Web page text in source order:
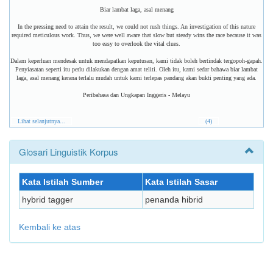
Biar lambat laga, asal menang
In the pressing need to attain the result, we could not rush things. An investigation of this nature
required meticulous work. Thus, we were well aware that slow but steady wins the race because it was
too easy to overlook the vital clues.
Dalam keperluan mendesak untuk mendapatkan keputusan, kami tidak boleh bertindak tergopoh-gapah.
Penyiasatan seperti itu perlu dilakukan dengan amat teliti. Oleh itu, kami sedar bahawa biar lambat
laga, asal menang kerana terlalu mudah untuk kami terlepas pandang akan bukti penting yang ada.
Peribahasa dan Ungkapan Inggeris - Melayu
Lihat selanjutnya... (4)
Glosari Linguistik Korpus
Kata Istilah Sumber
Kata Istilah Sasar
hybrid tagger
penanda hibrid
Kembali ke atas